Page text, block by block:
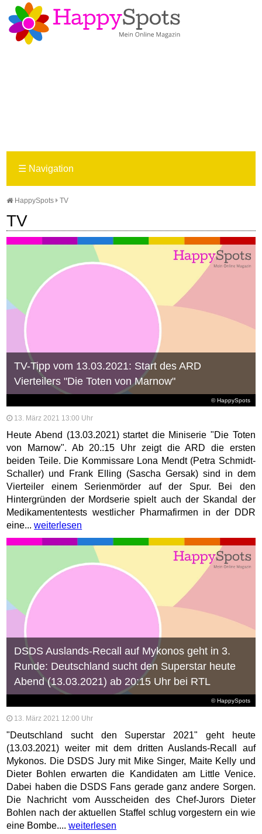
☰ Navigation
HappySpots TV
TV
© HappySpots
TV-Tipp vom 13.03.2021: Start des ARD
Vierteilers "Die Toten von Marnow"
13. März 2021 13:00 Uhr
Heute Abend (13.03.2021) startet die Miniserie "Die Toten
von Marnow". Ab 20.:15 Uhr zeigt die ARD die ersten
beiden Teile. Die Kommissare Lona Mendt (Petra Schmidt-
Schaller) und Frank Elling (Sascha Gersak) sind in dem
Vierteiler einem Serienmörder auf der Spur. Bei den
Hintergründen der Mordserie spielt auch der Skandal der
Medikamententests westlicher Pharmafirmen in der DDR
eine...weiterlesen
© HappySpots
DSDS Auslands-Recall auf Mykonos geht in 3.
Runde: Deutschland sucht den Superstar heute
Abend (13.03.2021) ab 20:15 Uhr bei RTL
13. März 2021 12:00 Uhr
"Deutschland sucht den Superstar 2021" geht heute
(13.03.2021) weiter mit dem dritten Auslands-Recall auf
Mykonos. Die DSDS Jury mit Mike Singer, Maite Kelly und
Dieter Bohlen erwarten die Kandidaten am Little Venice.
Dabei haben die DSDS Fans gerade ganz andere Sorgen.
Die Nachricht vom Ausscheiden des Chef-Jurors Dieter
Bohlen nach der aktuellen Staffel schlug vorgestern ein wie
eine Bombe....weiterlesen